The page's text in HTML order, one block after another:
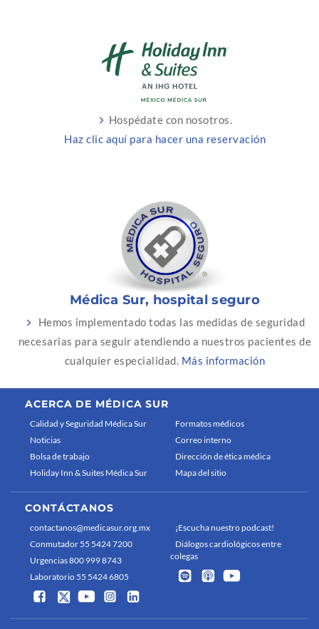
Hospédate con nosotros.
Haz clic aquí para hacer una reservación
Médica Sur, hospital seguro
Hemos implementado todas las medidas de seguridad
necesarias para seguir atendiendo a nuestros pacientes de
cualquier especialidad. Más información
ACERCA DE MÉDICA SUR
Calidad y Seguridad Médica Sur
Noticias
Bolsa de trabajo
Holiday Inn & Suites Médica Sur
Formatos médicos
Correo interno
Dirección de ética médica
Mapa del sitio
CONTÁCTANOS
contactanos@medicasur.org.mx
Conmutador 55 5424 7200
Urgencias 800 999 8743
Laboratorio 55 5424 6805
¡Escucha nuestro podcast!
Diálogos cardiológicos entre
colegas